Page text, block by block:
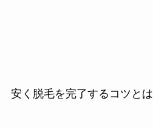
安く脱毛を完了するコツとは